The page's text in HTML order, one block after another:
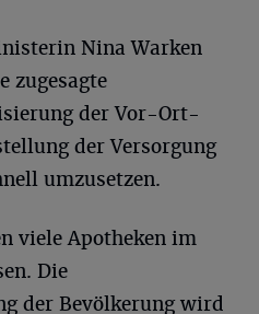
Nina Warken
zugesagte
der Vor-Ort-
der Versorgung
umzusetzen.
viele Apotheken im
Die
der Bevölkerung wird